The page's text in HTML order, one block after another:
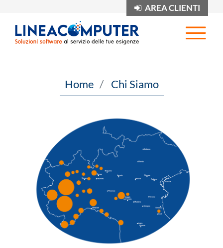
AREA CLIENTI
Home Chi Siamo